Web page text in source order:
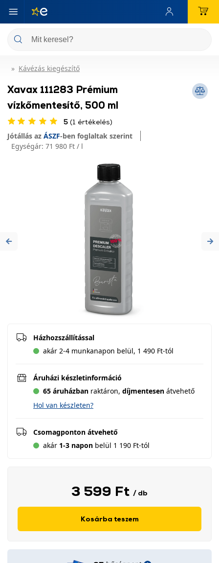
Kávézás kiegészítő
Xavax 111283 Prémium
vízkőmentesítő, 500 ml
5 (1 értékelés)
Jótállás az ÁSZF-ben foglaltak szerint
Egységár: 71 980 Ft / l
Previous
Házhozszállítással
akár 2-4 munkanapon belül, 1 490 Ft-tól
Áruházi készletinformáció
65 áruházban raktáron, díjmentesen átvehető
Hol van készleten?
Csomagponton átvehető
akár 1-3 napon belül 1 190 Ft-tól
3 599 Ft / db
Kosárba teszem